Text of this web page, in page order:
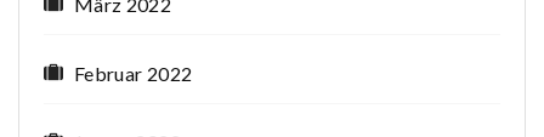
Februar 2022